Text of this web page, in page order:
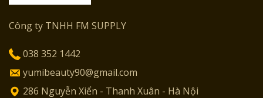
Công ty TNHH FM SUPPLY
038 352 1442
yumibeauty90@gmail.com
286 Nguyễn Xiển - Thanh Xuân - Hà Nội